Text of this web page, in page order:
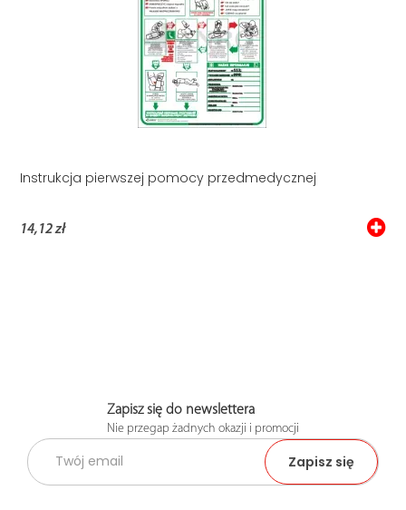
Instrukcja pierwszej pomocy przedmedycznej
14,12 zł
Zapisz się do newslettera
Nie przegap żadnych okazji i promocji